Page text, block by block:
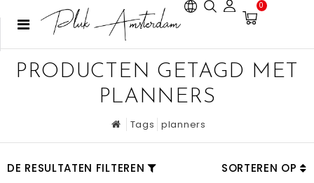
0
PRODUCTEN GETAGD MET
PLANNERS
Tags planners
DE RESULTATEN FILTEREN SORTEREN OP